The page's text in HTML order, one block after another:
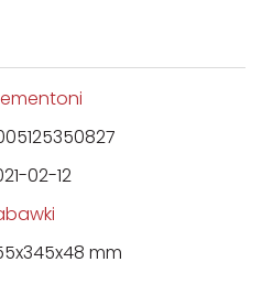
02-12
mm